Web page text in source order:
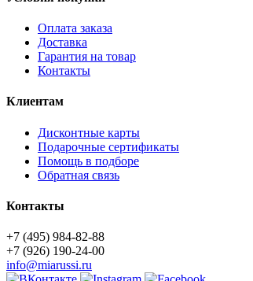
Оплата заказа
Доставка
Гарантия на товар
Контакты
Клиентам
Дисконтные карты
Подарочные сертификаты
Помощь в подборе
Обратная связь
Контакты
+7 (495) 984-82-88
+7 (926) 190-24-00
info@miarussi.ru